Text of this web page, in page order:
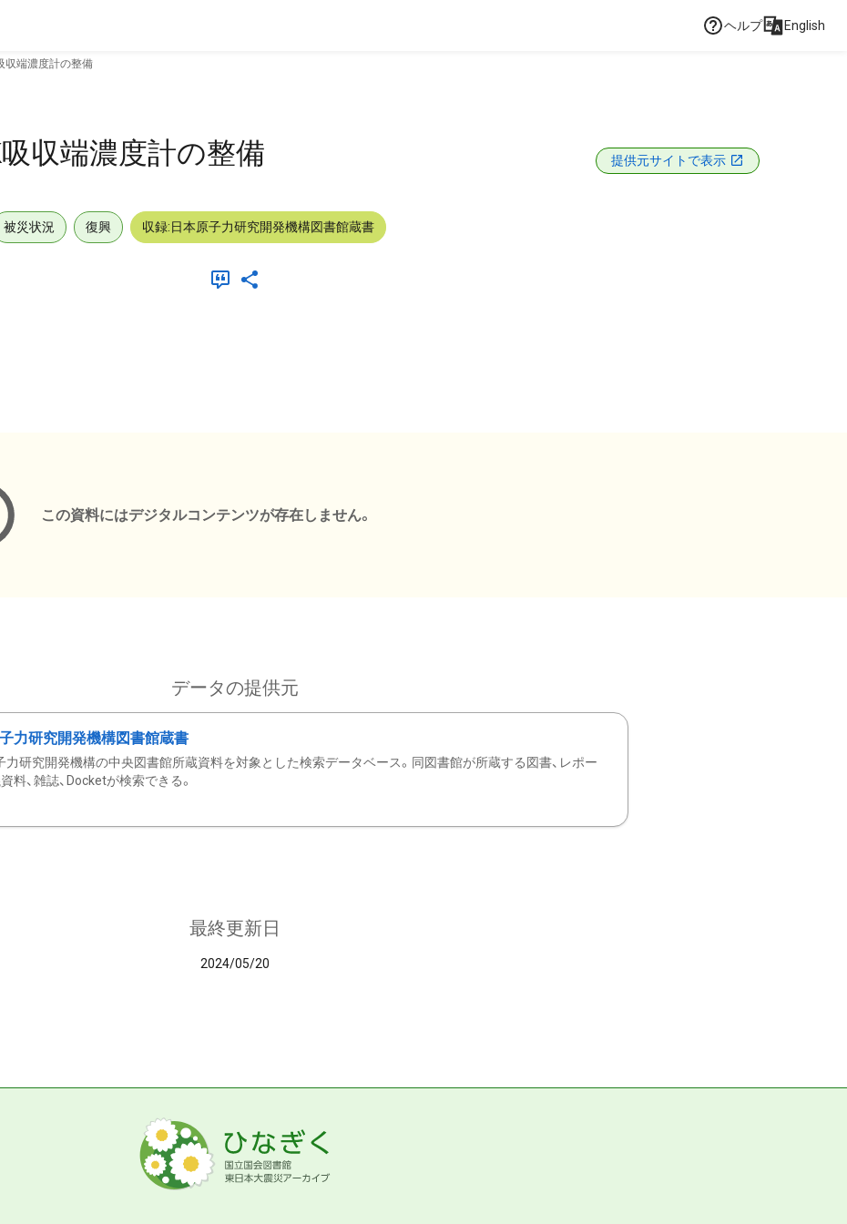
ヘルプ English
収端濃度計の整備
収端濃度計の整備 提供元サイトで表示
被災状況 復興 収録:日本原子力研究開発機構図書館蔵書
この資料にはデジタルコンテンツが存在しません。
データの提供元
力研究開発機構図書館蔵書
力研究開発機構の中央図書館所蔵資料を対象とした検索データベース。同図書館が所蔵する図書、レポー
資料、雑誌、Docketが検索できる。
最終更新日
2024/05/20